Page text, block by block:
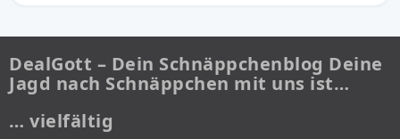
DealGott – Dein Schnäppchenblog Deine
Jagd nach Schnäppchen mit uns ist…
… vielfältig